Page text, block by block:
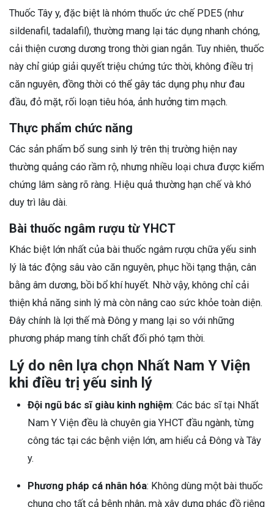
Thuốc Tây y, đặc biệt là nhóm thuốc ức chế PDE5 (như
sildenafil, tadalafil), thường mang lại tác dụng nhanh chóng,
cải thiện cương dương trong thời gian ngắn. Tuy nhiên, thuốc
này chỉ giúp giải quyết triệu chứng tức thời, không điều trị
căn nguyên, đồng thời có thể gây tác dụng phụ như đau
đầu, đỏ mặt, rối loạn tiêu hóa, ảnh hưởng tim mạch.
Thực phẩm chức năng
Các sản phẩm bổ sung sinh lý trên thị trường hiện nay
thường quảng cáo rầm rộ, nhưng nhiều loại chưa được kiểm
chứng lâm sàng rõ ràng. Hiệu quả thường hạn chế và khó
duy trì lâu dài.
Bài thuốc ngâm rượu từ YHCT
Khác biệt lớn nhất của bài thuốc ngâm rượu chữa yếu sinh
lý là tác động sâu vào căn nguyên, phục hồi tạng thận, cân
bằng âm dương, bồi bổ khí huyết. Nhờ vậy, không chỉ cải
thiện khả năng sinh lý mà còn nâng cao sức khỏe toàn diện.
Đây chính là lợi thế mà Đông y mang lại so với những
phương pháp mang tính chất đối phó tạm thời.
Lý do nên lựa chọn Nhất Nam Y Viện
khi điều trị yếu sinh lý
Đội ngũ bác sĩ giàu kinh nghiệm: Các bác sĩ tại Nhất
Nam Y Viện đều là chuyên gia YHCT đầu ngành, từng
công tác tại các bệnh viện lớn, am hiểu cả Đông và Tây
y.
Phương pháp cá nhân hóa: Không dùng một bài thuốc
chung cho tất cả bệnh nhân, mà xây dựng phác đồ riêng